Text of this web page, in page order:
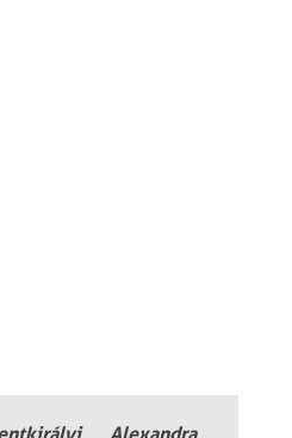
Alexandra